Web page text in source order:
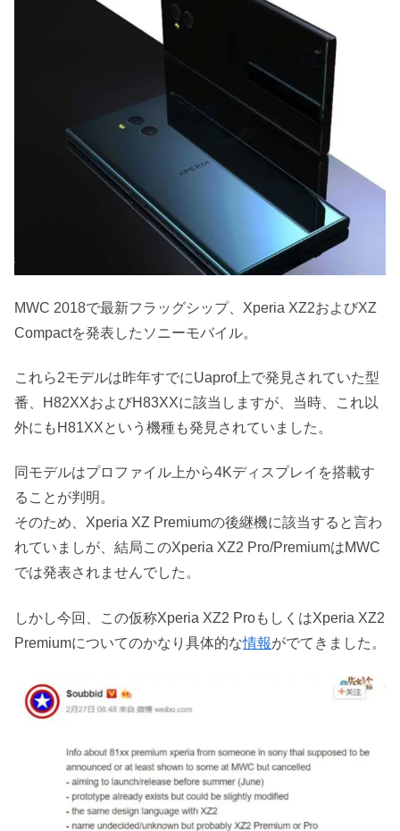
MWC 2018で最新フラッグシップ、Xperia XZ2およびXZ
Compactを発表したソニーモバイル。
これら2モデルは昨年すでにUaprof上で発見されていた型
番、H82XXおよびH83XXに該当しますが、当時、これ以
外にもH81XXという機種も発見されていました。
同モデルはプロファイル上から4Kディスプレイを搭載す
ることが判明。
そのため、Xperia XZ Premiumの後継機に該当すると言わ
れていましが、結局このXperia XZ2 Pro/PremiumはMWC
では発表されませんでした。
しかし今回、この仮称Xperia XZ2 ProもしくはXperia XZ2
Premiumについてのかなり具体的な情報がでてきました。